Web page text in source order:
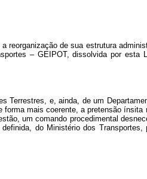
reorganização de sua estrutura
– GEIPOT, dissolvida por esta
Terrestres, e, ainda, de um
mais coerente, a pretensão ínsita
um comando procedimental
do Ministério dos Transportes,